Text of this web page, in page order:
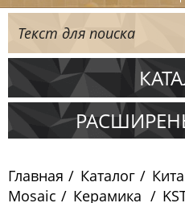
Испания
Китай
Главная Каталог
Mosaic
Керамика